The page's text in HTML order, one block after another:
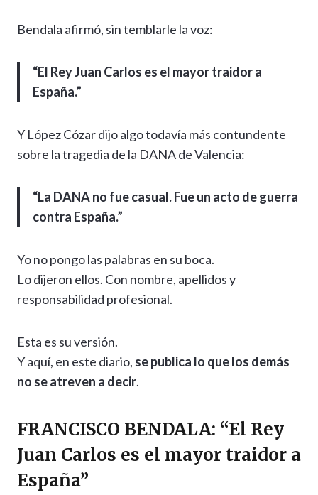
Bendala afirmó, sin temblarle la voz:
“El Rey Juan Carlos es el mayor traidor a
España.”
Y López Cózar dijo algo todavía más contundente
sobre la tragedia de la DANA de Valencia:
“La DANA no fue casual. Fue un acto de guerra
contra España.”
Yo no pongo las palabras en su boca.
Lo dijeron ellos. Con nombre, apellidos y
responsabilidad profesional.
Esta es su versión.
Y aquí, en este diario, se publica lo que los demás
no se atreven a decir.
FRANCISCO BENDALA: “El Rey
Juan Carlos es el mayor traidor a
España”